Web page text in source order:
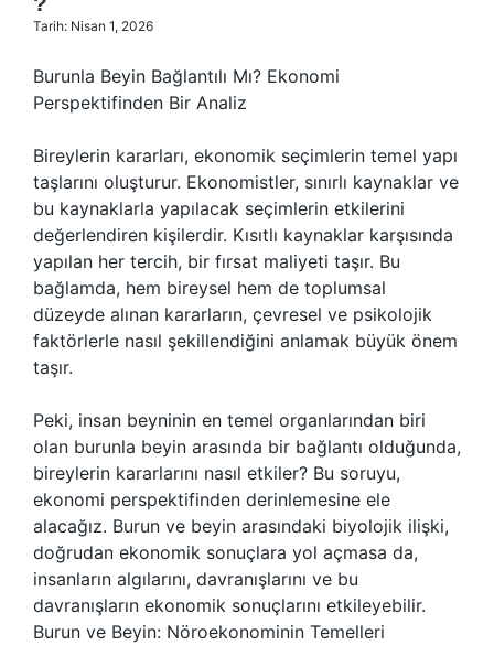
Tarih: Nisan 1, 2026
Burunla Beyin Bağlantılı Mı? Ekonomi
Perspektifinden Bir Analiz
Bireylerin kararları, ekonomik seçimlerin temel yapı
taşlarını oluşturur. Ekonomistler, sınırlı kaynaklar ve
bu kaynaklarla yapılacak seçimlerin etkilerini
değerlendiren kişilerdir. Kısıtlı kaynaklar karşısında
yapılan her tercih, bir fırsat maliyeti taşır. Bu
bağlamda, hem bireysel hem de toplumsal
düzeyde alınan kararların, çevresel ve psikolojik
faktörlerle nasıl şekillendiğini anlamak büyük önem
taşır.
Peki, insan beyninin en temel organlarından biri
olan burunla beyin arasında bir bağlantı olduğunda,
bireylerin kararlarını nasıl etkiler? Bu soruyu,
ekonomi perspektifinden derinlemesine ele
alacağız. Burun ve beyin arasındaki biyolojik ilişki,
doğrudan ekonomik sonuçlara yol açmasa da,
insanların algılarını, davranışlarını ve bu
davranışların ekonomik sonuçlarını etkileyebilir.
Burun ve Beyin: Nöroekonominin Temelleri